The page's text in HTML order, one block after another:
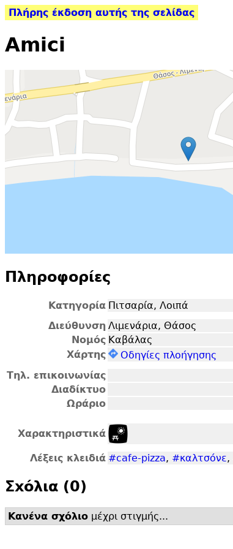
Πλήρης έκδοση αυτής της σελίδας
Amici
Πληροφορίες
Κατηγορία Πιτσαρία, Λοιπά
Διεύθυνση Λιμενάρια, Θάσος
Νομός Καβάλας
Χάρτης
Οδηγίες πλοήγησης
Τηλ. επικοινωνίας
Διαδίκτυο
Ωράριο
Χαρακτηριστικά
Λέξεις κλειδιά #cafe-pizza, #καλτσόνε,
Σxόλια (0)
Κανένα σχόλιο μέχρι στιγμής...